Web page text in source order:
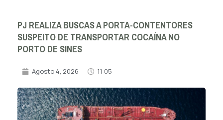
PJ REALIZA BUSCAS A PORTA-CONTENTORES
SUSPEITO DE TRANSPORTAR COCAÍNA NO
PORTO DE SINES
Agosto 4, 2026 11:05